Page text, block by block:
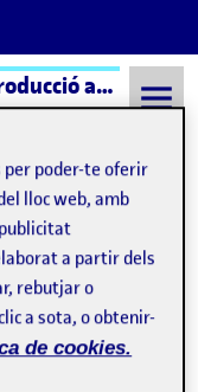
Creació de continguts i producció audiovisual aula 1
Iñesta
per poder-te oferir
lloc web, amb
a partir dels
rebutjar o
a sota, o obtenir-
de cookies.